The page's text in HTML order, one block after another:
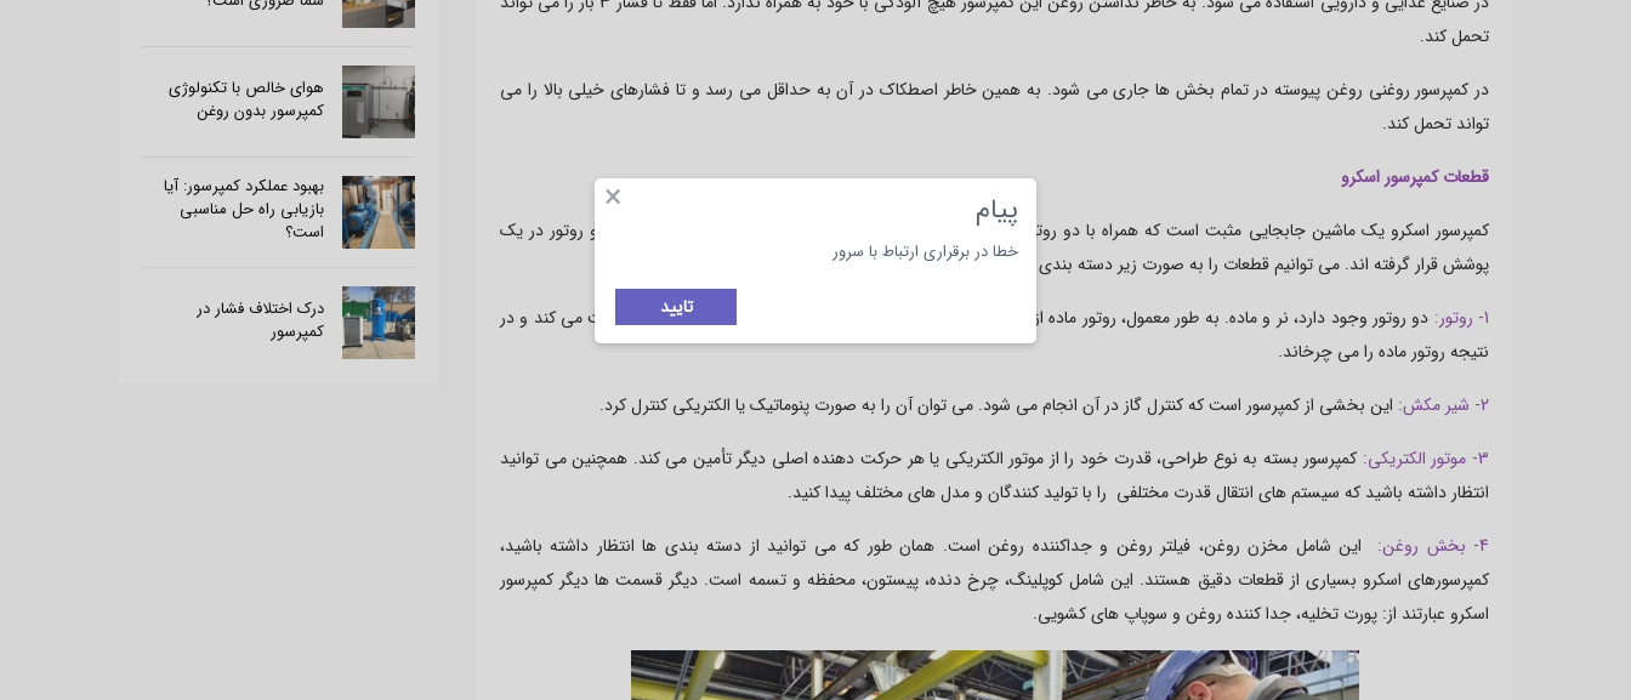
تحمل کند.
در کمپرسور روغنی روغن پیوسته در تمام بخش ها جاری می شود. به همین خاطر اصطکاک در آن به حداقل می رسد و تا فشارهای خیلی بالا را می
تواند تحمل کند.
قطعات کمپرسور اسکرو
کمپرسور اسکرو یک ماشین جابجایی مثبت است که همراه با دو روتور لوبی مارپیچ که مش همان طور که در شکل نشان داده شده دو روتور در یک
پوشش قرار گرفته اند. می توانیم قطعات را به صورت زیر دسته بندی کنیم:
1- روتور:
دو روتور وجود دارد، نر و ماده. به طور معمول، روتور ماده از روتور نر بزرگتر است. همچنین رو تور نر توسط محرک اصلی حرکت می کند و در
نتیجه روتور ماده را می چرخاند.
2- شیر مکش:
این بخشی از کمپرسور است که کنترل گاز در آن انجام می شود. می توان آن را به صورت پنوماتیک یا الکتریکی کنترل کرد.
3- موتور الکتریکی:
کمپرسور بسته به نوع طراحی، قدرت خود را از موتور الکتریکی یا هر حرکت دهنده اصلی دیگر تأمین می کند. همچنین می توانید
انتظار داشته باشید که سیستم های انتقال قدرت مختلفی را با تولید کنندگان و مدل های مختلف پیدا کنید.
4- بخش روغن:
این شامل مخزن روغن، فیلتر روغن و جداکننده روغن است. همان طور که می توانید از دسته بندی ها انتظار داشته باشید،
کمپرسورهای اسکرو بسیاری از قطعات دقیق هستند. این شامل کوپلینگ، چرخ دنده، پیستون، محفظه و تسمه است. دیگر قسمت ها دیگر کمپرسور
اسکرو عبارتند از: پورت تخلیه، جدا کننده روغن و سوپاپ های کشویی.
هوای خالص با تکنولوژی
کمپرسور بدون روغن
بهبود عملکرد کمپرسور: آیا
بازیابی راه حل مناسبی
است؟
درک اختلاف فشار در
کمپرسور
× پیام
خطا در برقراری ارتباط با سرور
تایید